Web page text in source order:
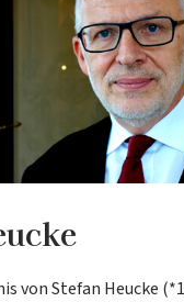
von Stefan Heucke